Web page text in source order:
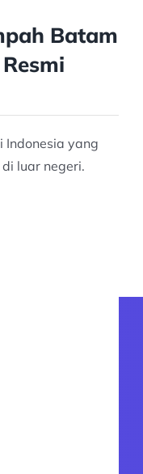
Batam
Indonesia yang
luar negeri.